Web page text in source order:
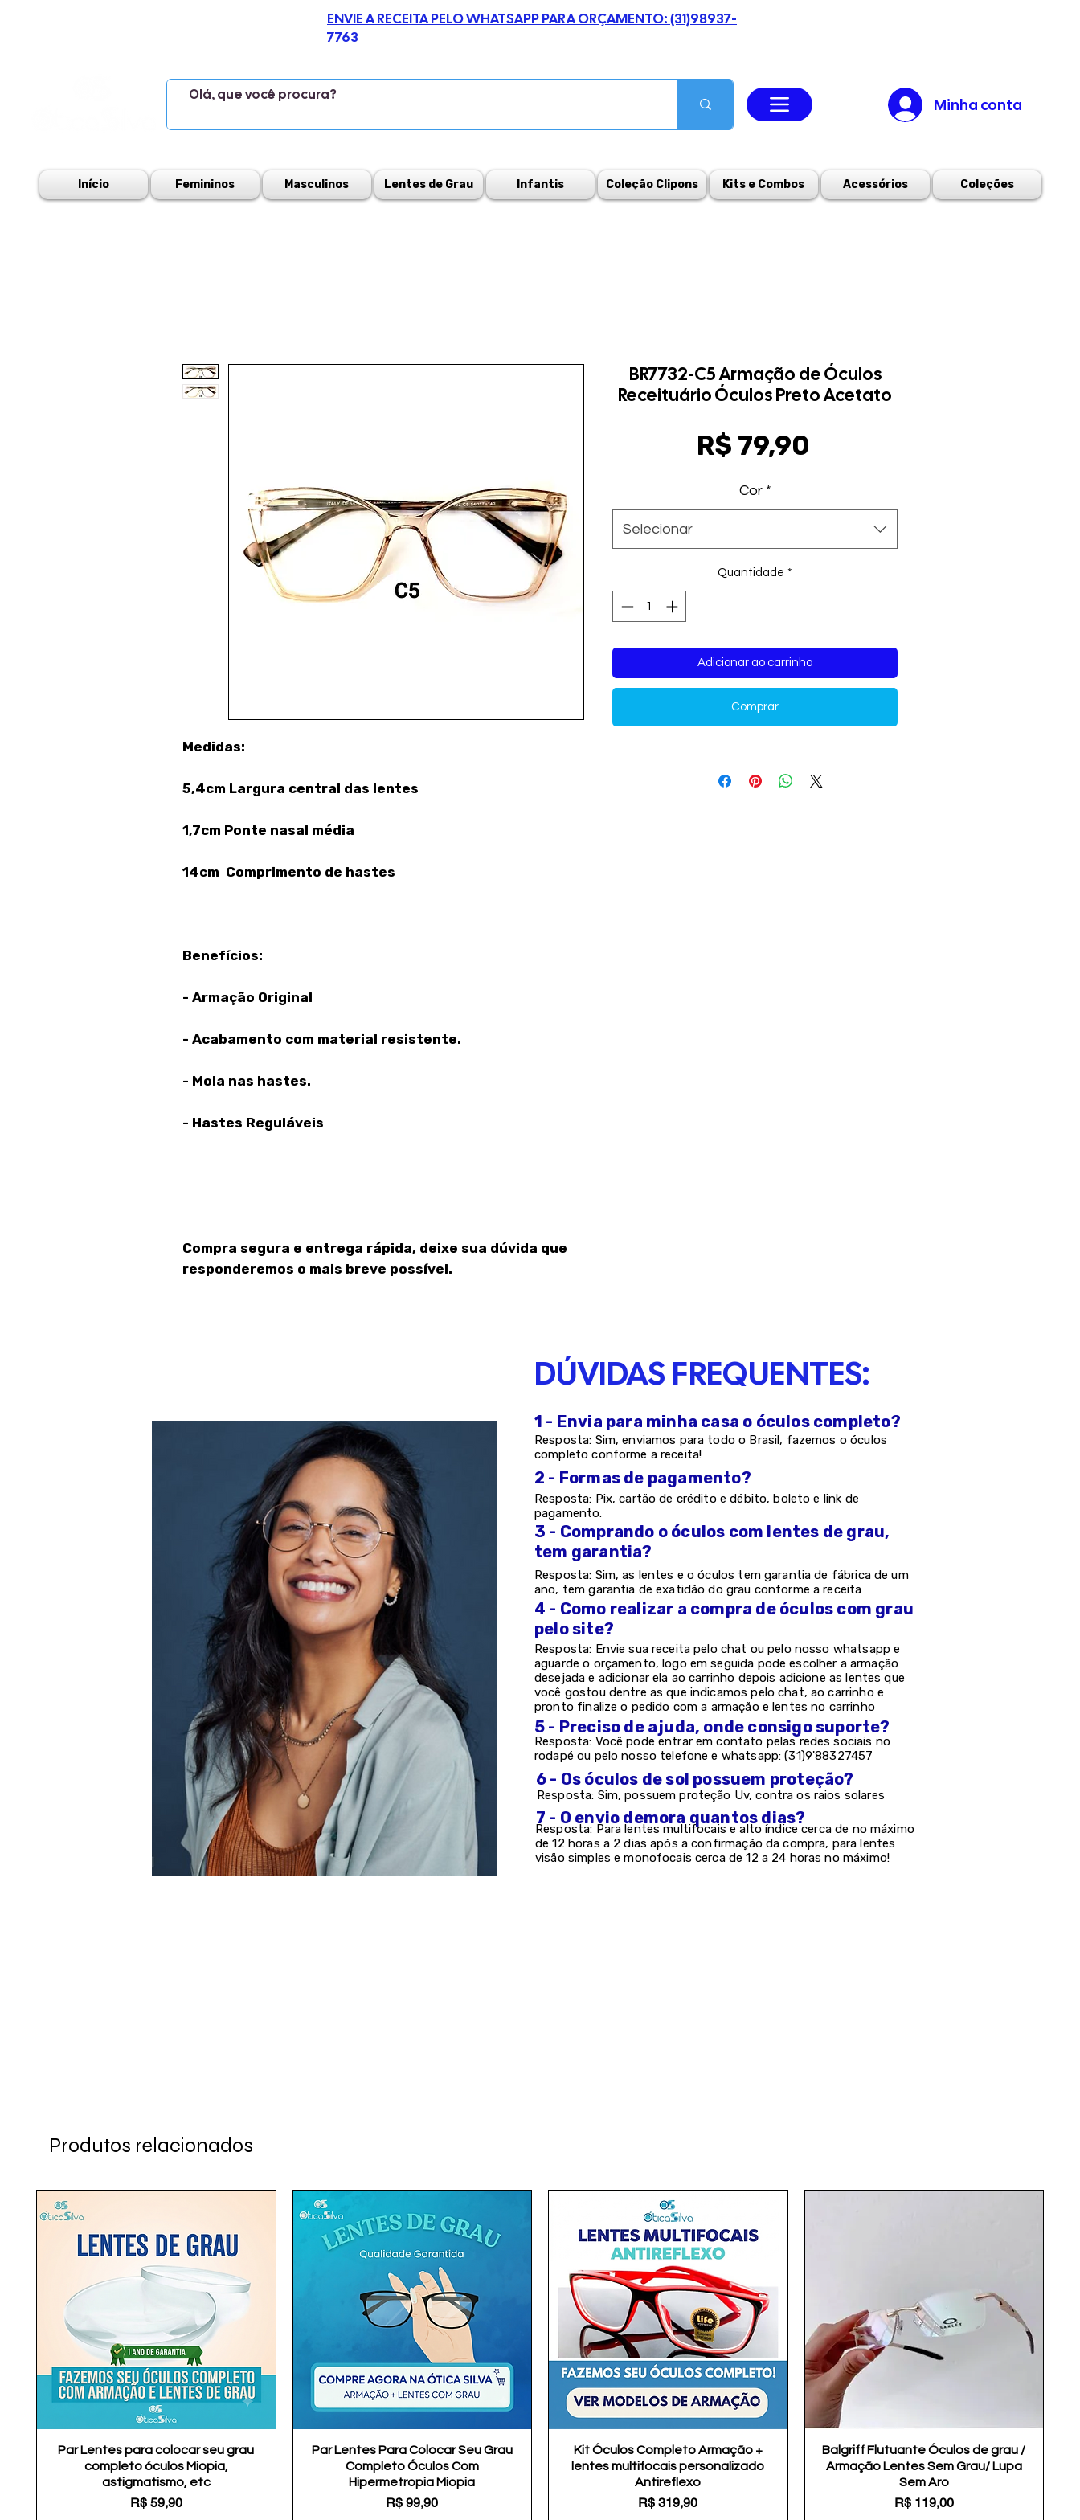
ENVIE A RECEITA PELO WHATSAPP PARA ORÇAMENTO: (31)98937-
7763
Minha conta
Início Femininos Masculinos Lentes de Grau Infantis Coleção Clipons Kits e Combos Acessórios Coleções
Medidas:
5,4cm Largura central das lentes
1,7cm Ponte nasal média
14cm Comprimento de hastes
Benefícios:
- Armação Original
- Acabamento com material resistente.
- Mola nas hastes.
- Hastes Reguláveis
Compra segura e entrega rápida, deixe sua dúvida que
responderemos o mais breve possível.
BR7732-C5 Armação de Óculos
Receituário Óculos Preto Acetato
R$ 79,90
Cor *
Selecionar
Quantidade *
Adicionar ao carrinho
Comprar
DÚVIDAS FREQUENTES:
1 - Envia para minha casa o óculos completo?
Resposta: Sim, enviamos para todo o Brasil, fazemos o óculos
completo conforme a receita!
2 - Formas de pagamento?
Resposta: Pix, cartão de crédito e débito, boleto e link de
pagamento.
3 - Comprando o óculos com lentes de grau,
tem garantia?
Resposta: Sim, as lentes e o óculos tem garantia de fábrica de um
ano, tem garantia de exatidão do grau conforme a receita
4 - Como realizar a compra de óculos com grau
pelo site?
Resposta: Envie sua receita pelo chat ou pelo nosso whatsapp e
aguarde o orçamento, logo em seguida pode escolher a armação
desejada e adicionar ela ao carrinho depois adicione as lentes que
você gostou dentre as que indicamos pelo chat, ao carrinho e
pronto finalize o pedido com a armação e lentes no carrinho
5 - Preciso de ajuda, onde consigo suporte?
Resposta: Você pode entrar em contato pelas redes sociais no
rodapé ou pelo nosso telefone e whatsapp: (31)9'88327457
6 - Os óculos de sol possuem proteção?
Resposta: Sim, possuem proteção Uv, contra os raios solares
7 - O envio demora quantos dias?
Resposta: Para lentes multifocais e alto índice cerca de no máximo
de 12 horas a 2 dias após a confirmação da compra, para lentes
visão simples e monofocais cerca de 12 a 24 horas no máximo!
Produtos relacionados
Visualização rápida
Par Lentes para colocar seu grau
completo óculos Miopia,
astigmatismo, etc
Preço
R$ 59,90
Visualização rápida
Par Lentes Para Colocar Seu Grau
Completo Óculos Com
Hipermetropia Miopia
Preço
R$ 99,90
Visualização rápida
Kit Óculos Completo Armação +
lentes multifocais personalizado
Antireflexo
Preço
R$ 319,90
Visualização rápida
Balgriff Flutuante Óculos de grau /
Armação Lentes Sem Grau/ Lupa
Sem Aro
Preço
R$ 119,00